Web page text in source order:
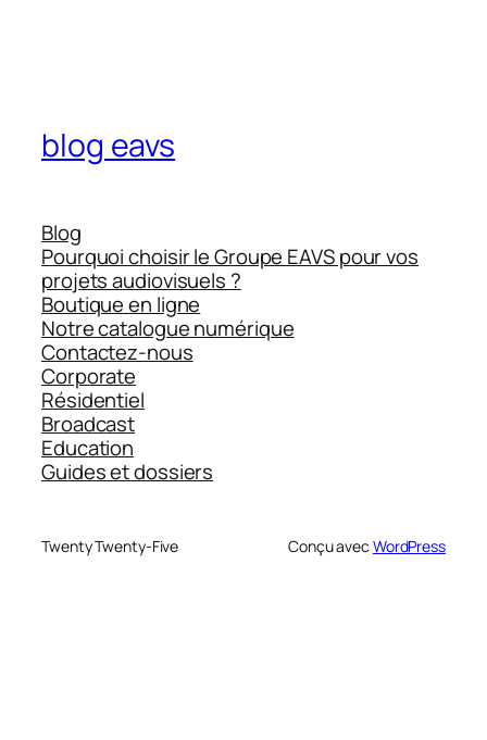
blog eavs
Blog
Pourquoi choisir le Groupe EAVS pour vos
projets audiovisuels ?
Boutique en ligne
Notre catalogue numérique
Contactez-nous
Corporate
Résidentiel
Broadcast
Education
Guides et dossiers
Twenty Twenty-Five Conçu avec WordPress